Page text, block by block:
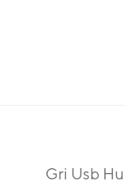
Gri Usb